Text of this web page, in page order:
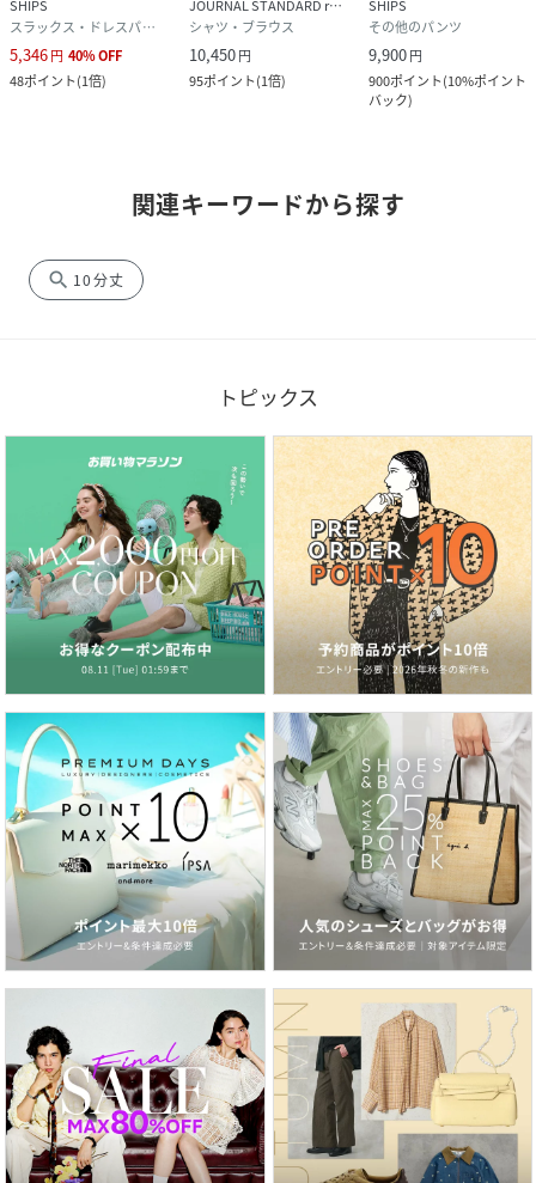
SHIPS
スラックス・ドレスパンツ
5,346円 40%OFF
48ポイント(1倍)
JOURNAL STANDARD relume
シャツ・ブラウス
10,450円
95ポイント(1倍)
SHIPS
その他のパンツ
9,900円
900ポイント(10%ポイント
バック)
関連キーワードから探す
search 10分丈
トピックス